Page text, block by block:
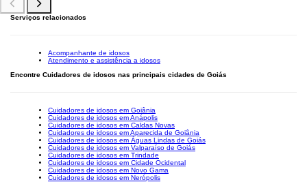
Serviços relacionados
Acompanhante de idosos
Atendimento e assistência a idosos
Encontre Cuidadores de idosos nas principais cidades de Goiás
Cuidadores de idosos em Goiânia
Cuidadores de idosos em Anápolis
Cuidadores de idosos em Caldas Novas
Cuidadores de idosos em Aparecida de Goiânia
Cuidadores de idosos em Águas Lindas de Goiás
Cuidadores de idosos em Valparaíso de Goiás
Cuidadores de idosos em Trindade
Cuidadores de idosos em Cidade Ocidental
Cuidadores de idosos em Novo Gama
Cuidadores de idosos em Nerópolis